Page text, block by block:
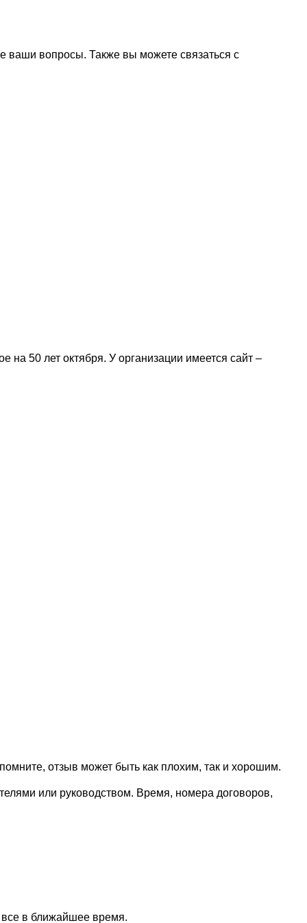
ваши вопросы. Также вы можете связаться с
50 лет октября. У организации имеется сайт –
отзыв может быть как плохим, так и хорошим.
или руководством. Время, номера договоров,
все в ближайшее время.